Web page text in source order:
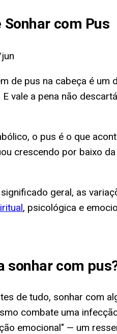
com Pus
de pus na cabeça é
vale a pena não
o pus é o que
crescendo por baixo
geral, as
, psicológica e
sonhar com pus
de tudo, sonhar com
combate uma
emocional" — um